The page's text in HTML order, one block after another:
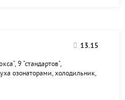
13.15
9 "стандартов",
озонаторами, холодильник,
съем. К услугам